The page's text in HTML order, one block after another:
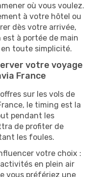
où vous voulez.
à votre hôtel ou
dès votre arrivée,
à portée de main
toute simplicité.
votre voyage
France
sur les vols de
le timing est la
pendant les
de profiter de
les foules.
votre choix :
en plein air
vous préfériez une